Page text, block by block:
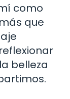
como
que
belleza